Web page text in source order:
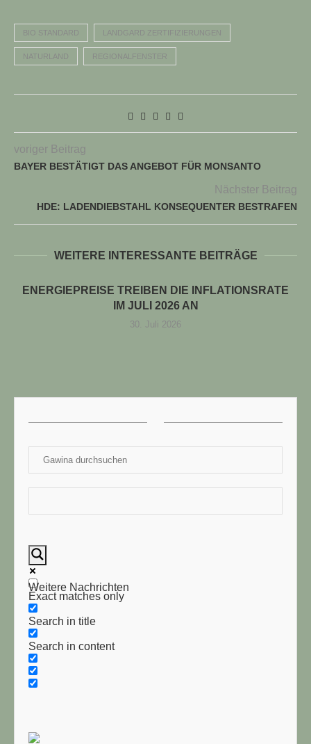
BIO STANDARD LANDGARD ZERTIFIZIERUNGEN
NATURLAND REGIONALFENSTER
voriger Beitrag
BAYER BESTÄTIGT DAS ANGEBOT FÜR MONSANTO
Nächster Beitrag
HDE: LADENDIEBSTAHL KONSEQUENTER BESTRAFEN
WEITERE INTERESSANTE BEITRÄGE
ENERGIEPREISE TREIBEN DIE INFLATIONSRATE
IM JULI 2026 AN
30. Juli 2026
Weitere Nachrichten
Exact matches only
Search in title
Search in content